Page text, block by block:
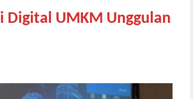
Digital UMKM Unggulan